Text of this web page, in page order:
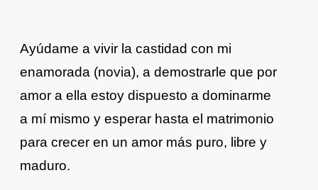
Ayúdame a vivir la castidad con mi
enamorada (novia), a demostrarle que por
amor a ella estoy dispuesto a dominarme
a mí mismo y esperar hasta el matrimonio
para crecer en un amor más puro, libre y
maduro.